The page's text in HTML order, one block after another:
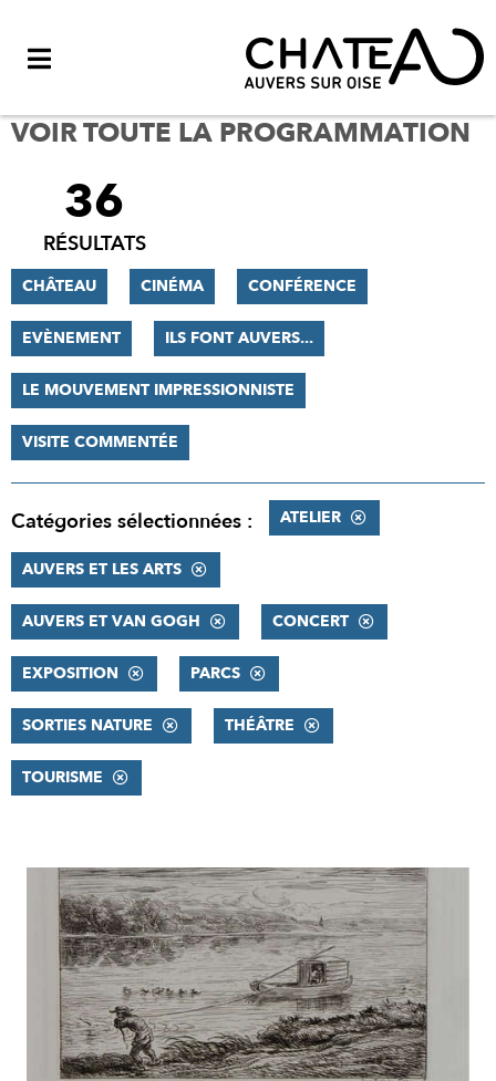
VOIR TOUTE LA PROGRAMMATION
FILTRER
RÉSULTATS
36
RÉSULTATS
CHÂTEAU CINÉMA CONFÉRENCE
EVÈNEMENT ILS FONT AUVERS...
LE MOUVEMENT IMPRESSIONNISTE
VISITE COMMENTÉE
Catégories sélectionnées : ATELIER
AUVERS ET LES ARTS
AUVERS ET VAN GOGH CONCERT
EXPOSITION PARCS
SORTIES NATURE THÉÂTRE
TOURISME
RÉSULTATS